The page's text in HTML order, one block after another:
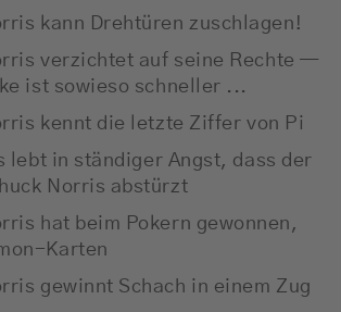
kann Drehtüren zuschlagen!
verzichtet auf seine Rechte —
ist sowieso schneller ...
kennt die letzte Ziffer von Pi
lebt in ständiger Angst, dass der
Norris abstürzt
hat beim Pokern gewonnen,
Karten
gewinnt Schach in einem Zug